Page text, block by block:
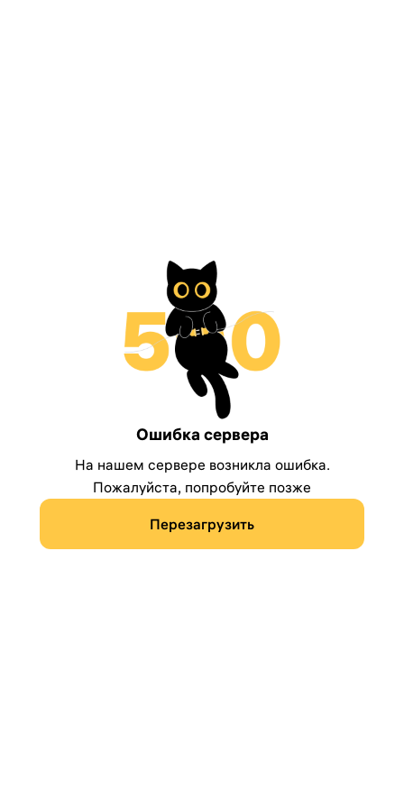
Ошибка сервера
На нашем сервере возникла ошибка.
Пожалуйста, попробуйте позже
Перезагрузить